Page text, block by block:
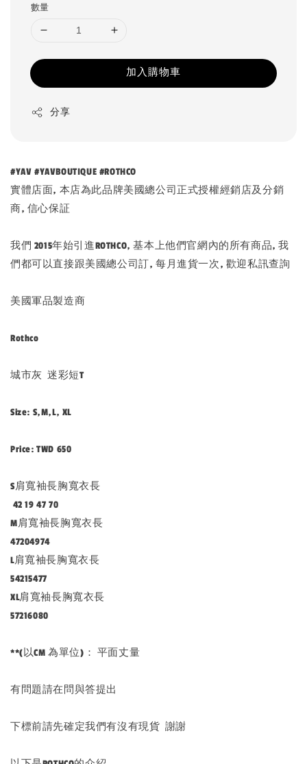
數量
加入購物車
分享
#YAV #YAVBOUTIQUE #ROTHCO
實體店面, 本店為此品牌美國總公司正式授權經銷店及分銷
商, 信心保証
我們 2015年始引進ROTHCO, 基本上他們官網內的所有商品, 我
們都可以直接跟美國總公司訂, 每月進貨一次, 歡迎私訊查詢
美國軍品製造商
Rothco
城市灰 迷彩短T
Size: S,M,L, XL
Price: TWD 650
S肩寬袖長胸寬衣長
42 19 47 70
M肩寬袖長胸寬衣長
47204974
L肩寬袖長胸寬衣長
54215477
XL肩寬袖長胸寬衣長
57216080
**(以CM 為單位)： 平面丈量
有問題請在問與答提出
下標前請先確定我們有沒有現貨 謝謝